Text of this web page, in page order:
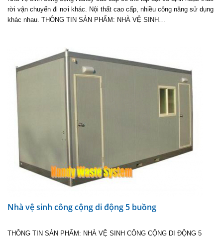
rời vận chuyển đi nơi khác. Nội thất cao cấp, nhiều công năng sử dụng
khác nhau. THÔNG TIN SẢN PHẨM: NHÀ VỆ SINH…
Nhà vệ sinh công cộng di động 5 buồng
THÔNG TIN SẢN PHẨM: NHÀ VỆ SINH CÔNG CỘNG DI ĐỘNG 5